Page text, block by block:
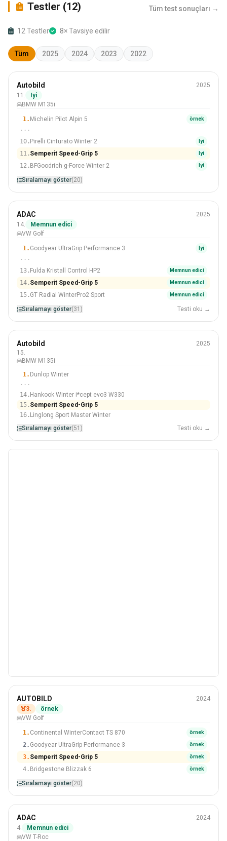
Testler (12) Tüm test sonuçları →
12 Testler 8× Tavsiye edilir
Tüm 2025 2024 2023 2022
225/40 R18
#11 Içinden 20 Lastikler
Autobild
2025
11.
Iyi
BMW M135i
1. Michelin Pilot Alpin 5 örnek
···
10. Pirelli Cinturato Winter 2 Iyi
11.Semperit Speed-Grip 5 Iyi
12. BFGoodrich g-Force Winter 2 Iyi
Sıralamayı göster(20)
225/40 R18
#14 Içinden 31 Lastikler
ADAC
2025
14.
Memnun edici
VW Golf
1. Goodyear UltraGrip Performance 3 Iyi
···
13. Fulda Kristall Control HP2 Memnun edici
14.Semperit Speed-Grip 5 Memnun edici
15.GT Radial WinterPro2 Sport Memnun edici
Sıralamayı göster(31) Testi oku →
225/40 R18
Autobild
2025
15.
BMW M135i
1. Dunlop Winter
···
14. Hankook Winter i*cept evo3 W330
15.Semperit Speed-Grip 5
16. Linglong Sport Master Winter
Sıralamayı göster(51) Testi oku →
205/55 R16
#3 Içinden 20 Lastikler
AUTOBILD
2024
3.
örnek
VW Golf
1. Continental WinterContact TS 870 örnek
2. Goodyear UltraGrip Performance 3 örnek
3. Semperit Speed-Grip 5 örnek
4. Bridgestone Blizzak 6 örnek
Sıralamayı göster(20)
215/55 R17
ADAC
2024
4.
Memnun edici
VW T-Roc